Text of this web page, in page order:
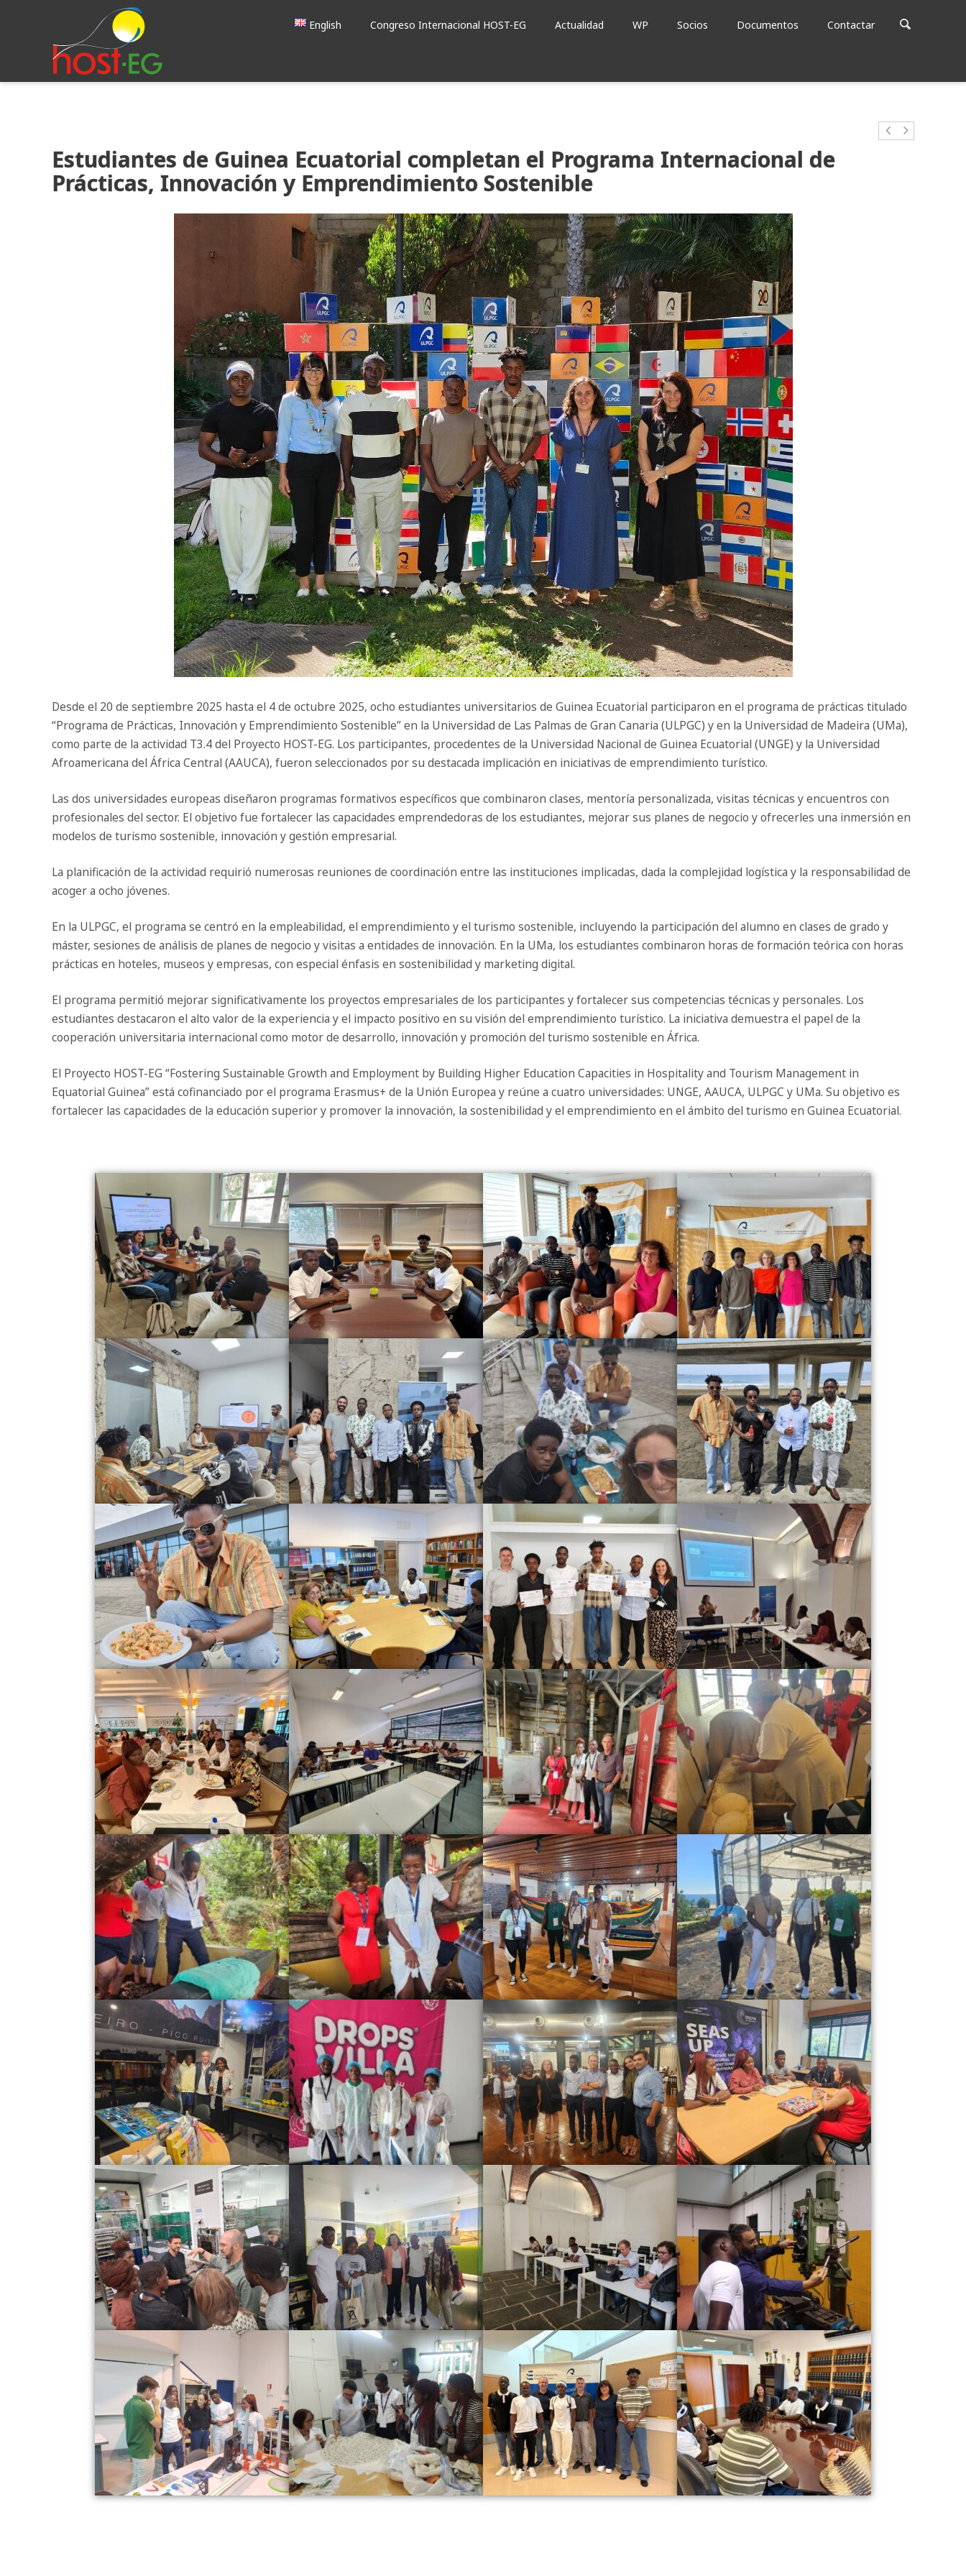
English Congreso Internacional HOST-EG Actualidad WP Socios Documentos Contactar
Estudiantes de Guinea Ecuatorial completan el Programa Internacional de
Prácticas, Innovación y Emprendimiento Sostenible
Desde el 20 de septiembre 2025 hasta el 4 de octubre 2025, ocho estudiantes universitarios de Guinea Ecuatorial participaron en el programa de prácticas titulado
“Programa de Prácticas, Innovación y Emprendimiento Sostenible” en la Universidad de Las Palmas de Gran Canaria (ULPGC) y en la Universidad de Madeira (UMa),
como parte de la actividad T3.4 del Proyecto HOST-EG. Los participantes, procedentes de la Universidad Nacional de Guinea Ecuatorial (UNGE) y la Universidad
Afroamericana del África Central (AAUCA), fueron seleccionados por su destacada implicación en iniciativas de emprendimiento turístico.
Las dos universidades europeas diseñaron programas formativos específicos que combinaron clases, mentoría personalizada, visitas técnicas y encuentros con
profesionales del sector. El objetivo fue fortalecer las capacidades emprendedoras de los estudiantes, mejorar sus planes de negocio y ofrecerles una inmersión en
modelos de turismo sostenible, innovación y gestión empresarial.
La planificación de la actividad requirió numerosas reuniones de coordinación entre las instituciones implicadas, dada la complejidad logística y la responsabilidad de
acoger a ocho jóvenes.
En la ULPGC, el programa se centró en la empleabilidad, el emprendimiento y el turismo sostenible, incluyendo la participación del alumno en clases de grado y
máster, sesiones de análisis de planes de negocio y visitas a entidades de innovación. En la UMa, los estudiantes combinaron horas de formación teórica con horas
prácticas en hoteles, museos y empresas, con especial énfasis en sostenibilidad y marketing digital.
El programa permitió mejorar significativamente los proyectos empresariales de los participantes y fortalecer sus competencias técnicas y personales. Los
estudiantes destacaron el alto valor de la experiencia y el impacto positivo en su visión del emprendimiento turístico. La iniciativa demuestra el papel de la
cooperación universitaria internacional como motor de desarrollo, innovación y promoción del turismo sostenible en África.
El Proyecto HOST-EG “Fostering Sustainable Growth and Employment by Building Higher Education Capacities in Hospitality and Tourism Management in
Equatorial Guinea” está cofinanciado por el programa Erasmus+ de la Unión Europea y reúne a cuatro universidades: UNGE, AAUCA, ULPGC y UMa. Su objetivo es
fortalecer las capacidades de la educación superior y promover la innovación, la sostenibilidad y el emprendimiento en el ámbito del turismo en Guinea Ecuatorial.